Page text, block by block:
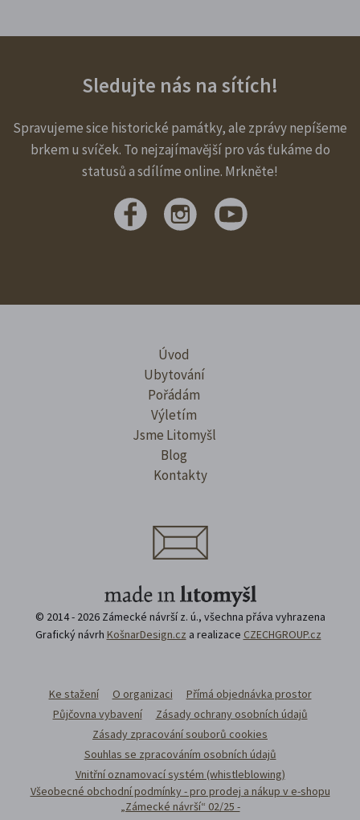
Sledujte nás na sítích!
Spravujeme sice historické památky, ale zprávy nepíšeme
brkem u svíček. To nejzajímavější pro vás ťukáme do
statusů a sdílíme online. Mrkněte!
Úvod
Ubytování
Pořádám
Výletím
Jsme Litomyšl
Blog
Kontakty
© 2014 - 2026 Zámecké návrší z. ú., všechna přáva vyhrazena
Grafický návrh KošnarDesign.cz a realizace CZECHGROUP.cz
Ke stažení O organizaci
Přímá objednávka prostor
Půjčovna vybavení
Zásady ochrany osobních údajů
Zásady zpracování souborů cookies
Souhlas se zpracováním osobních údajů
Vnitřní oznamovací systém (whistleblowing)
Všeobecné obchodní podmínky - pro prodej a nákup v e-shopu
„Zámecké návrší“ 02/25 -